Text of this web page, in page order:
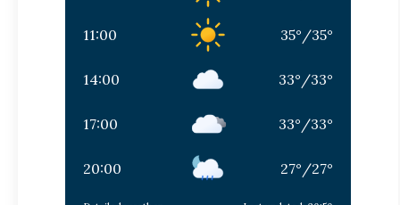
11:00 35° /35°
14:00 33° /33°
17:00 33° /33°
20:00 27° /27°